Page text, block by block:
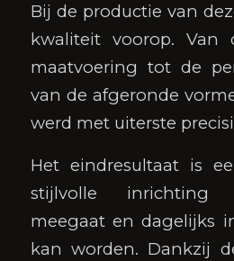
Bij de productie van
kwaliteit voorop. Van
maatvoering tot de
van de afgeronde
werd met uiterste
Het eindresultaat is
stijlvolle inrichting
meegaat en dagelijks
kan worden. Dankzij